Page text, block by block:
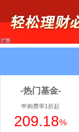
-热门基金-
申购费率1折起
209.18%